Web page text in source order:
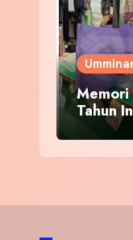
Memori
Tahun
Hari-